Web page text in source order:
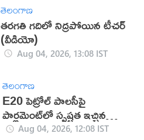
తెలంగాణ
తరగతి గదిలో నిద్రపోయిన టీచర్
(వీడియో)
Aug 04, 2026, 13:08 IST
తెలంగాణ
E20 పెట్రోల్ పాలసీపై
పార్లమెంట్‌లో స్పష్టత ఇచ్చిన
కేంద్రంAug 04, 2026, 12:08 IST